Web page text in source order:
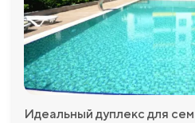
Идеальный дуплекс для